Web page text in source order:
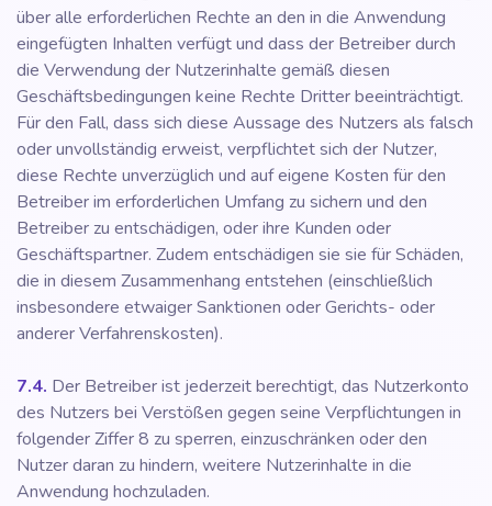
über alle erforderlichen Rechte an den in die Anwendung
eingefügten Inhalten verfügt und dass der Betreiber durch
die Verwendung der Nutzerinhalte gemäß diesen
Geschäftsbedingungen keine Rechte Dritter beeinträchtigt.
Für den Fall, dass sich diese Aussage des Nutzers als falsch
oder unvollständig erweist, verpflichtet sich der Nutzer,
diese Rechte unverzüglich und auf eigene Kosten für den
Betreiber im erforderlichen Umfang zu sichern und den
Betreiber zu entschädigen, oder ihre Kunden oder
Geschäftspartner. Zudem entschädigen sie sie für Schäden,
die in diesem Zusammenhang entstehen (einschließlich
insbesondere etwaiger Sanktionen oder Gerichts- oder
anderer Verfahrenskosten).
7.4. Der Betreiber ist jederzeit berechtigt, das Nutzerkonto
des Nutzers bei Verstößen gegen seine Verpflichtungen in
folgender Ziffer 8 zu sperren, einzuschränken oder den
Nutzer daran zu hindern, weitere Nutzerinhalte in die
Anwendung hochzuladen.